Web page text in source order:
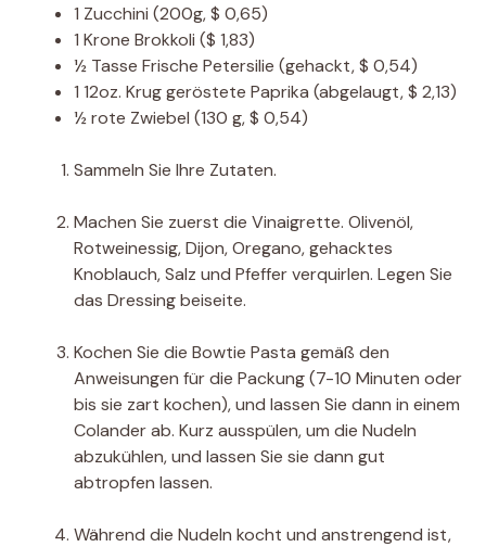
1 Zucchini (200g, $ 0,65)
1 Krone Brokkoli ($ 1,83)
½ Tasse Frische Petersilie (gehackt, $ 0,54)
1 12oz. Kruggeröstete Paprika (abgelaugt, $ 2,13)
½rote Zwiebel (130 g, $ 0,54)
Sammeln Sie Ihre Zutaten.
Machen Sie zuerst die Vinaigrette. Olivenöl,
Rotweinessig, Dijon, Oregano, gehacktes
Knoblauch, Salz und Pfeffer verquirlen. Legen Sie
das Dressing beiseite.
Kochen Sie die Bowtie Pasta gemäß den
Anweisungen für die Packung (7-10 Minuten oder
bis sie zart kochen), und lassen Sie dann in einem
Colander ab. Kurz ausspülen, um die Nudeln
abzukühlen, und lassen Sie sie dann gut
abtropfen lassen.
Während die Nudeln kocht und anstrengend ist,